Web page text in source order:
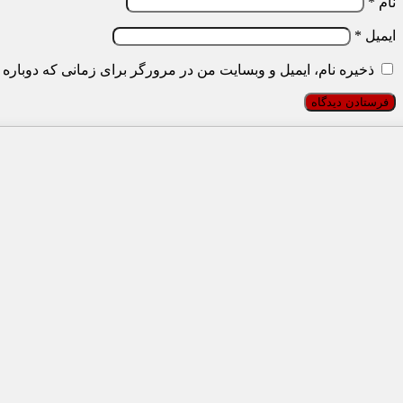
ایمیل *
ذخیره نام، ایمیل و وبسایت من در مرورگر برای زمانی که